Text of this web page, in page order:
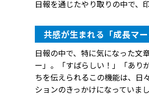
日報を通じたやり取りの中で、
共感が生まれる「成長マー
日報の中で、特に気になった文
ー」。「すばらしい！」「あり
ちを伝えられるこの機能は、日
ションのきっかけになっていまし